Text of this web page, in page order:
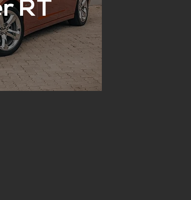
RT